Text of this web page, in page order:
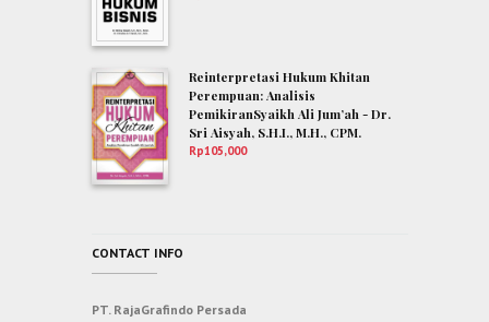
Reinterpretasi Hukum Khitan
Perempuan: Analisis
PemikiranSyaikh Ali Jum’ah - Dr.
Sri Aisyah, S.H.I., M.H., CPM.
Rp105,000
CONTACT INFO
PT. RajaGrafindo Persada